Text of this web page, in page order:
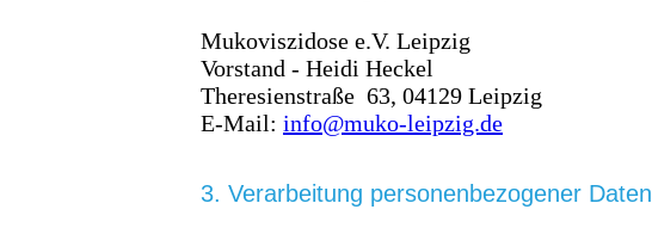
Mukoviszidose e.V. Leipzig
Vorstand - Heidi Heckel
Theresienstraße 63, 04129 Leipzig
E-Mail: info@muko-leipzig.de
3. Verarbeitung personenbezogener Daten